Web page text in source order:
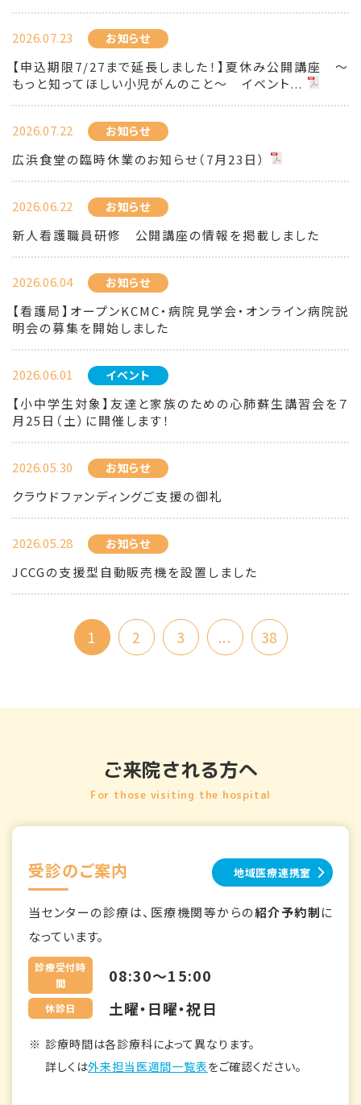
2026.07.23 お知らせ
【申込期限7/27まで延長しました！】夏休み公開講座 ～
もっと知ってほしい小児がんのこと～ イベント...
2026.07.22 お知らせ
広浜食堂の臨時休業のお知らせ（7月23日）
2026.06.22 お知らせ
新人看護職員研修 公開講座の情報を掲載しました
2026.06.04 お知らせ
【看護局】オープンKCMC・病院見学会・オンライン病院説
明会の募集を開始しました
2026.06.01 イベント
【小中学生対象】友達と家族のための心肺蘇生講習会を７
月25日（土）に開催します！
2026.05.30 お知らせ
クラウドファンディングご支援の御礼
2026.05.28 お知らせ
JCCGの支援型自動販売機を設置しました
1 2 3 ... 38
ご来院される方へ
For those visiting the hospital
受診のご案内 地域医療連携室
当センターの診療は、医療機関等からの紹介予約制に
なっています。
診療受付時
間
08:30～15:00
休診日 土曜・日曜・祝日
診療時間は各診療科によって異なります。
詳しくは外来担当医週間一覧表をご確認ください。